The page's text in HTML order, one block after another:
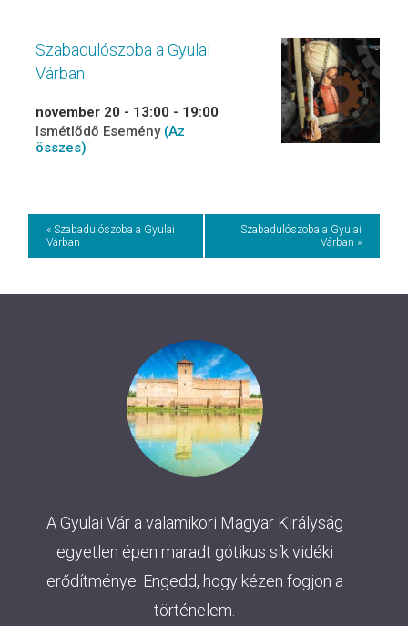
Szabadulószoba a Gyulai
Várban
november 20 - 13:00 - 19:00
Ismétlődő Esemény (Az
összes)
Event
Navigation
« Szabadulószoba a Gyulai
Várban
Szabadulószoba a Gyulai
Várban »
A Gyulai Vár a valamikori Magyar Királyság
egyetlen épen maradt gótikus sík vidéki
erődítménye. Engedd, hogy kézen fogjon a
történelem.